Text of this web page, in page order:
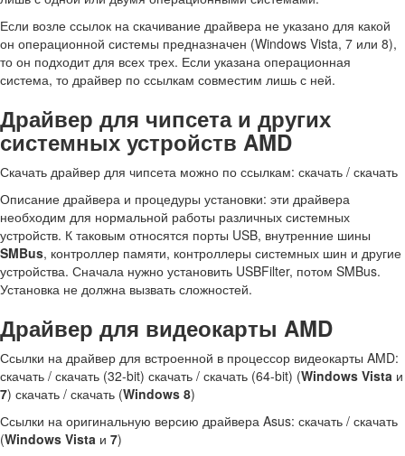
Если возле ссылок на скачивание драйвера не указано для какой
он операционной системы предназначен (Windows Vista, 7 или 8),
то он подходит для всех трех. Если указана операционная
система, то драйвер по ссылкам совместим лишь с ней.
Драйвер для чипсета и других
системных устройств AMD
Скачать драйвер для чипсета можно по ссылкам: скачать / скачать
Описание драйвера и процедуры установки: эти драйвера
необходим для нормальной работы различных системных
устройств. К таковым относятся порты USB, внутренние шины
SMBus, контроллер памяти, контроллеры системных шин и другие
устройства. Сначала нужно установить USBFilter, потом SMBus.
Установка не должна вызвать сложностей.
Драйвер для видеокарты AMD
Ссылки на драйвер для встроенной в процессор видеокарты AMD:
скачать / скачать (32-bit) скачать / скачать (64-bit) (Windows Vista и
7) скачать / скачать (Windows 8)
Ссылки на оригинальную версию драйвера Asus: скачать / скачать
(Windows Vista и 7)